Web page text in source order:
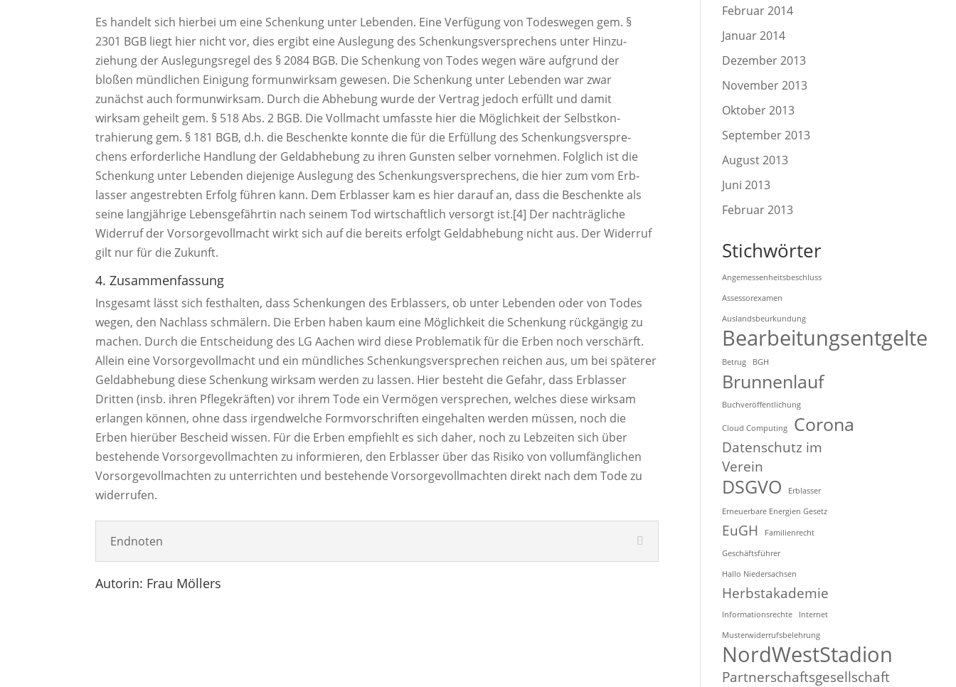
Es handelt sich hierbei um eine Schenkung unter Lebenden. Eine Verfügung von Todeswegen gem. §
2301 BGB liegt hier nicht vor, dies ergibt eine Auslegung des Schenkungsversprechens unter Hinzu-
ziehung der Auslegungsregel des § 2084 BGB. Die Schenkung von Todes wegen wäre aufgrund der
bloßen mündlichen Einigung formunwirksam gewesen. Die Schenkung unter Lebenden war zwar
zunächst auch formunwirksam. Durch die Abhebung wurde der Vertrag jedoch erfüllt und damit
wirksam geheilt gem. § 518 Abs. 2 BGB. Die Vollmacht umfasste hier die Möglichkeit der Selbstkon-
trahierung gem. § 181 BGB, d.h. die Beschenkte konnte die für die Erfüllung des Schenkungsverspre-
chens erforderliche Handlung der Geldabhebung zu ihren Gunsten selber vornehmen. Folglich ist die
Schenkung unter Lebenden diejenige Auslegung des Schenkungsversprechens, die hier zum vom Erb-
lasser angestrebten Erfolg führen kann. Dem Erblasser kam es hier darauf an, dass die Beschenkte als
seine langjährige Lebensgefährtin nach seinem Tod wirtschaftlich versorgt ist.[4] Der nachträgliche
Widerruf der Vorsorgevollmacht wirkt sich auf die bereits erfolgt Geldabhebung nicht aus. Der Widerruf
gilt nur für die Zukunft.
4. Zusammenfassung
Insgesamt lässt sich festhalten, dass Schenkungen des Erblassers, ob unter Lebenden oder von Todes
wegen, den Nachlass schmälern. Die Erben haben kaum eine Möglichkeit die Schenkung rückgängig zu
machen. Durch die Entscheidung des LG Aachen wird diese Problematik für die Erben noch verschärft.
Allein eine Vorsorgevollmacht und ein mündliches Schenkungsversprechen reichen aus, um bei späterer
Geldabhebung diese Schenkung wirksam werden zu lassen. Hier besteht die Gefahr, dass Erblasser
Dritten (insb. ihren Pflegekräften) vor ihrem Tode ein Vermögen versprechen, welches diese wirksam
erlangen können, ohne dass irgendwelche Formvorschriften eingehalten werden müssen, noch die
Erben hierüber Bescheid wissen. Für die Erben empfiehlt es sich daher, noch zu Lebzeiten sich über
bestehende Vorsorgevollmachten zu informieren, den Erblasser über das Risiko von vollumfänglichen
Vorsorgevollmachten zu unterrichten und bestehende Vorsorgevollmachten direkt nach dem Tode zu
widerrufen.
Endnoten
Autorin: Frau Möllers
Februar 2014
Januar 2014
Dezember 2013
November 2013
Oktober 2013
September 2013
August 2013
Juni 2013
Februar 2013
Stichwörter
Angemessenheitsbeschluss
Assessorexamen
Auslandsbeurkundung
Bearbeitungsentgelte
Betrug BGH
Brunnenlauf
Buchveröffentlichung
Cloud Computing Corona
Datenschutz im
Verein
DSGVO Erblasser
Erneuerbare Energien Gesetz
EuGH Familienrecht
Geschäftsführer
Hallo Niedersachsen
Herbstakademie
Informationsrechte Internet
Musterwiderrufsbelehrung
NordWestStadion
Partnerschaftsgesellschaft